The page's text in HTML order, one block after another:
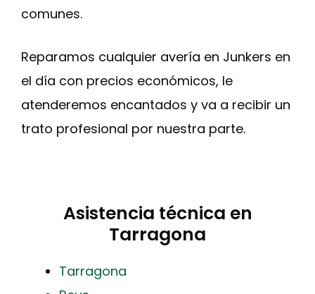
comunes.
Reparamos cualquier avería en Junkers en
el día con precios económicos, le
atenderemos encantados y va a recibir un
trato profesional por nuestra parte.
Asistencia técnica en
Tarragona
Tarragona